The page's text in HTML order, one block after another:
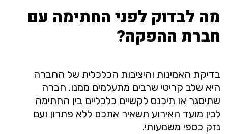
מה לבדוק לפני החתימה עם
חברת ההפקה?
בדיקת האמינות והיציבות הכלכלית של החברה
היא שלב קריטי שרבים מתעלמים ממנו. חברה
שתיסגר או תיכנס לקשיים כלכליים בין החתימה
לבין מועד האירוע תשאיר אתכם ללא פתרון ועם
נזק כספי משמעותי.